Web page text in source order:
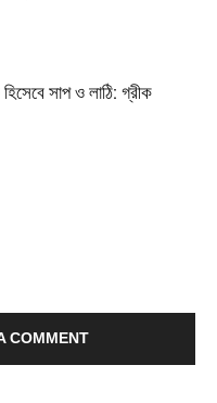
হিসেবে সাপ ও লাঠি: গ্রীক
COMMENT